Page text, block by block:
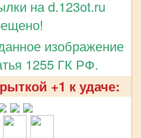
на d.123ot.ru
изображение
1255 ГК РФ.
+1 к удаче: